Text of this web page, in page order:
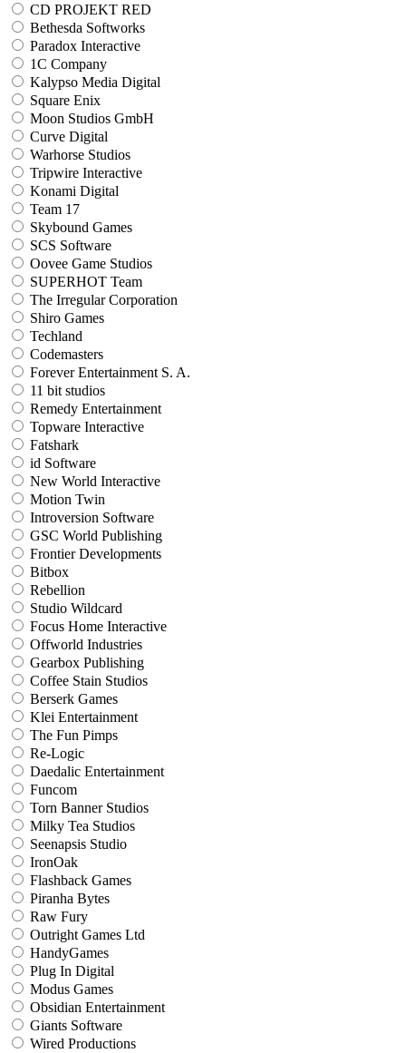
CD PROJEKT RED
Bethesda Softworks
Paradox Interactive
1C Company
Kalypso Media Digital
Square Enix
Moon Studios GmbH
Curve Digital
Warhorse Studios
Tripwire Interactive
Konami Digital
Team 17
Skybound Games
SCS Software
Oovee Game Studios
SUPERHOT Team
The Irregular Corporation
Shiro Games
Techland
Codemasters
Forever Entertainment S. A.
11 bit studios
Remedy Entertainment
Topware Interactive
Fatshark
id Software
New World Interactive
Motion Twin
Introversion Software
GSC World Publishing
Frontier Developments
Bitbox
Rebellion
Studio Wildcard
Focus Home Interactive
Offworld Industries
Gearbox Publishing
Coffee Stain Studios
Berserk Games
Klei Entertainment
The Fun Pimps
Re-Logic
Daedalic Entertainment
Funcom
Torn Banner Studios
Milky Tea Studios
Seenapsis Studio
IronOak
Flashback Games
Piranha Bytes
Raw Fury
Outright Games Ltd
HandyGames
Plug In Digital
Modus Games
Obsidian Entertainment
Giants Software
Wired Productions